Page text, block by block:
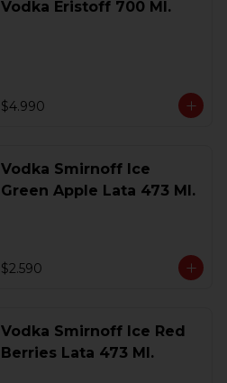
Vodka Eristoff 700 Ml.
$4.990
Vodka Smirnoff Ice
Green Apple Lata 473 Ml.
$2.590
Vodka Smirnoff Ice Red
Berries Lata 473 Ml.